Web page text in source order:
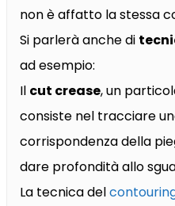
non è affatto la stessa
Si parlerà anche di
ad esempio:
Il cut crease, un
consiste nel tracciare
corrispondenza della
dare profondità allo
La tecnica del